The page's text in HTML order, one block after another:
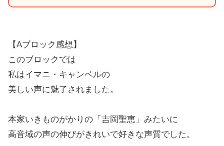
【Aブロック感想】
このブロックでは
私はイマニ・キャンベルの
美しい声に魅了されました。
本家いきものがかりの「吉岡聖恵」みたいに
高音域の声の伸びがきれいで好きな声質でした。